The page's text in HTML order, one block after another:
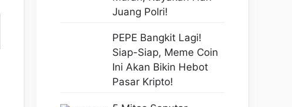
Juang Polri!
PEPE Bangkit Lagi!
Siap-Siap, Meme Coin
Ini Akan Bikin Hebot
Pasar Kripto!